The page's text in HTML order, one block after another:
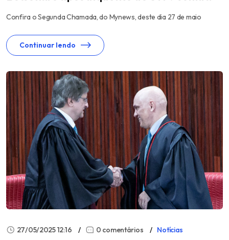
Confira o Segunda Chamada, do Mynews, deste dia 27 de maio
Continuar lendo
27/05/2025 12:16 0 comentários Notícias